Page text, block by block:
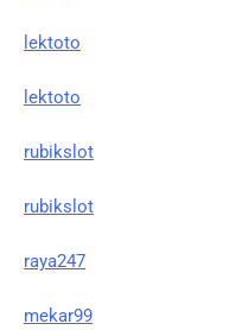
lektoto
lektoto
rubikslot
rubikslot
raya247
mekar99